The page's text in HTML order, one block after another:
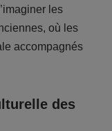
les
où les
accompagnés
des